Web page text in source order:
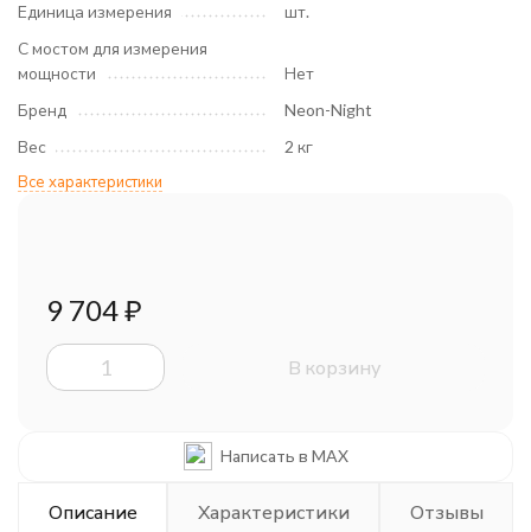
Единица измерения
шт.
С мостом для измерения
мощности
Нет
Бренд
Neon-Night
Вес
2 кг
Все характеристики
9 704₽
В корзину
Написать в MAX
Описание Характеристики Отзывы